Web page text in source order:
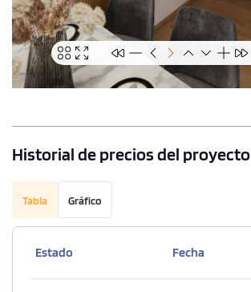
Historial de precios del proyecto
Tabla Gráfico
Estado Fecha